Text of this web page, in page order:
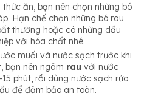
ăn, bạn nên chọn những bó
Hạn chế chọn những bó rau
thường hoặc có những dấu
với hóa chất nhé.
muối và nước sạch trước khi
bạn nên ngâm rau với nước
phút, rồi dùng nước sạch rửa
để đảm bảo an toàn.